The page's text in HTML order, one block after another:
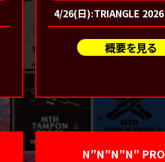
4/26(日):TRIANGLE 2026
概要を見る
N″N″N″N″